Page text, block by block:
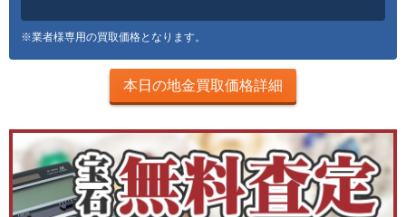
※業者様専用の買取価格となります。
本日の地金買取価格詳細